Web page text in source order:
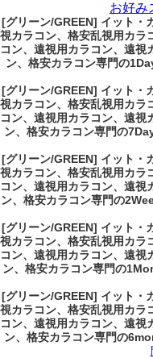
お好み
[グリーン/GREEN] イット・
視カラコン、格安乱視用カラ
コン、遠視用カラコン、遠視
ン、格安カラコン専門の
[グリーン/GREEN] イット・
視カラコン、格安乱視用カラ
コン、遠視用カラコン、遠視
ン、格安カラコン専門の
[グリーン/GREEN] イット・
視カラコン、格安乱視用カラ
コン、遠視用カラコン、遠視
ン、格安カラコン専門の
[グリーン/GREEN] イット・
視カラコン、格安乱視用カラ
コン、遠視用カラコン、遠視
ン、格安カラコン専門の
[グリーン/GREEN] イット・
視カラコン、格安乱視用カラ
コン、遠視用カラコン、遠視
ン、格安カラコン専門の